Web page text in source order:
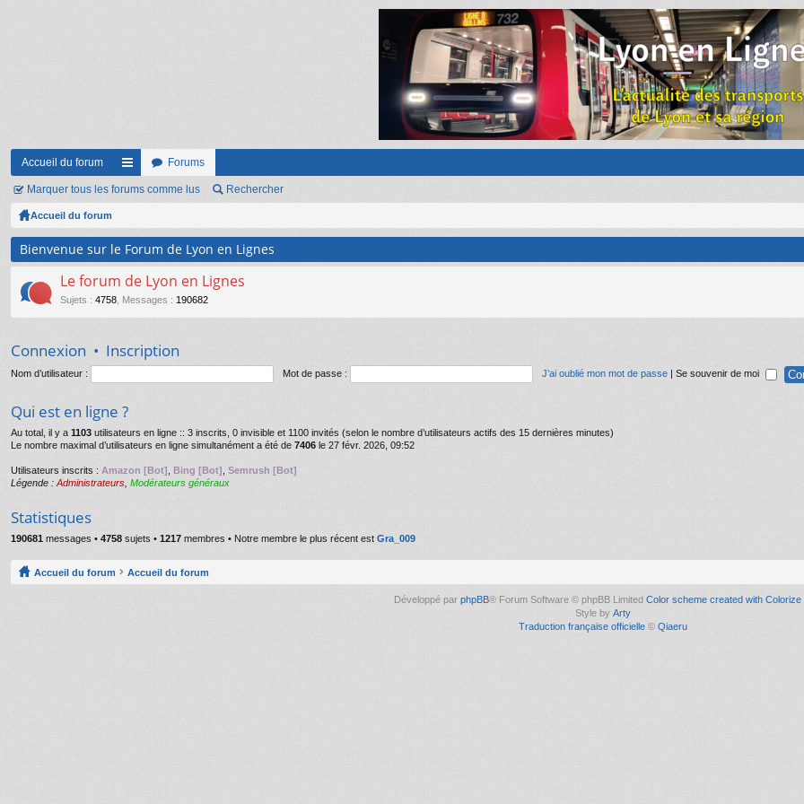
Accueil du forum
ac
ur
ci
s
Forums
Marquer tous les forums comme lus Rechercher
Accueil du forum
Bienvenue sur le Forum de Lyon en Lignes
Le forum de Lyon en Lignes
Sujets : 4758 Messages : 190682
Connexion • Inscription
Nom d’utilisateur : Mot de passe : J’ai oublié mon mot de passe | Se souvenir de moi
Qui est en ligne ?
Au total, il y a 1103 utilisateurs en ligne :: 3 inscrits, 0 invisible et 1100 invités (selon le nombre d’utilisateurs actifs des 15 dernières minutes)
Le nombre maximal d’utilisateurs en ligne simultanément a été de 7406 le 27 févr. 2026, 09:52
Utilisateurs inscrits : Amazon [Bot] Bing [Bot] Semrush [Bot]
Légende : Administrateurs Modérateurs généraux
Statistiques
190681 messages • 4758 sujets • 1217 membres • Notre membre le plus récent est Gra_009
Accueil du forum Accueil du forum
Développé par phpBB® Forum Software © phpBB Limited Color scheme created with Colorize
Style by Arty
Traduction française officielle © Qiaeru